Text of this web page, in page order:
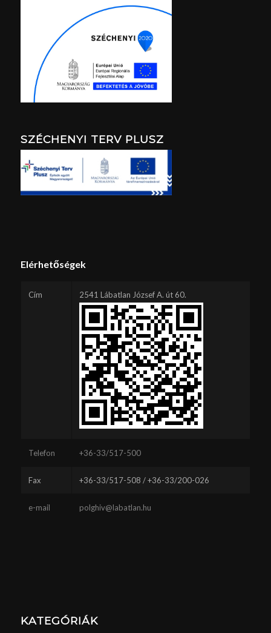
SZÉCHENYI TERV PLUSZ
Elérhetőségek
Cím 2541 Lábatlan József A. út 60.
Telefon +36-33/517-500
Fax +36-33/517-508 / +36-33/200-026
e-mail polghiv@labatlan.hu
KATEGÓRIÁK